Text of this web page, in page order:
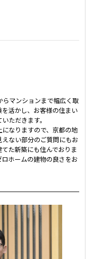
らマンションまで幅広く取
活かし、お客様の住まい
ただきます。
なりますので、京都の地
ない部分のご質問にもお
た新築にも住んでおりま
ホームの建物の良さをお